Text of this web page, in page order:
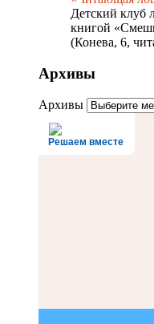
Детский клуб
книгой
(Конева, 6,
Архивы
Архивы
Решаем вместе